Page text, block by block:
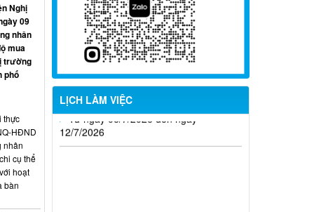
LỊCH LÀM VIỆC
Từ ngày 20/7/2026 đến ngày
26/7/2026
Từ ngày 13/7/2026 đến ngày
18/7/2026
Từ ngày 06/7/2026 đến ngày
12/7/2026
Nghị
09
nhân
mua
trường
phố
thực
HĐND
nhân
cụ thể
hoạt
bàn